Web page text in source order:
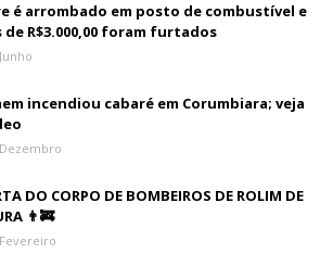
é arrombado em posto de combustível e
de R$3.000,00 foram furtados
incendiou cabaré em Corumbiara; veja
DO CORPO DE BOMBEIROS DE ROLIM DE
👨‍🚒